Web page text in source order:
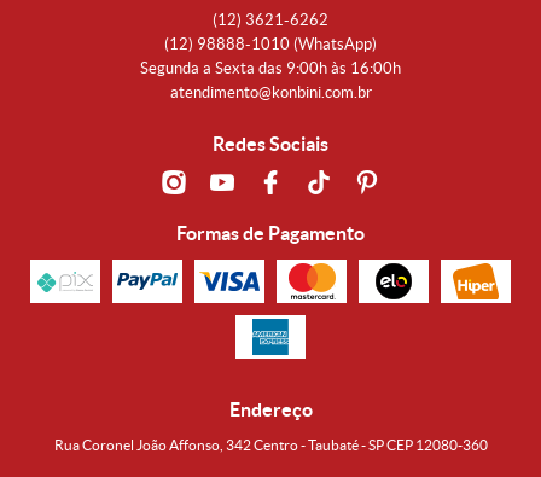
(12) 3621-6262
(12) 98888-1010 (WhatsApp)
Segunda a Sexta das 9:00h às 16:00h
atendimento@konbini.com.br
Redes Sociais
Formas de Pagamento
Endereço
Rua Coronel João Affonso, 342 Centro - Taubaté - SP CEP 12080-360